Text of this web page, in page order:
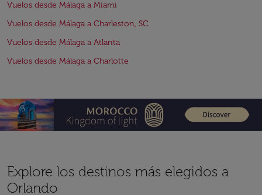
Vuelos desde Málaga a Miami
Vuelos desde Málaga a Charleston, SC
Vuelos desde Málaga a Atlanta
Vuelos desde Málaga a Charlotte
Explore los destinos más elegidos a
Orlando